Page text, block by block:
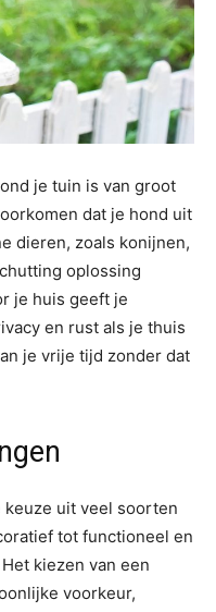
je tuin is van groot
dat je hond uit
dieren, zoals konijnen,
oplossing
je huis geeft je
en rust als je thuis
je vrije tijd zonder dat
uit veel soorten
tot functioneel en
kiezen van een
voorkeur,